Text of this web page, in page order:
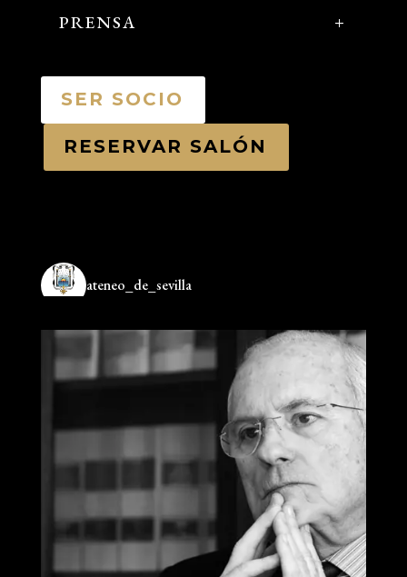
PRENSA
SER SOCIO
RESERVAR SALÓN
ateneo_de_sevilla